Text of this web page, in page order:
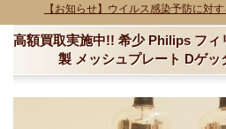
【お知らせ】ウイルス感染予防に対
高額買取実施中!! 希少 Philips フィ
製 メッシュプレート Dゲッ